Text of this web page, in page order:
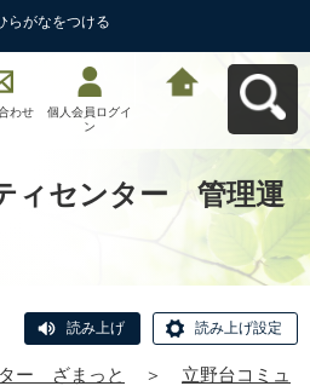
らがなをつける
わせ
個人会員ログイ
ン
ィセンター 管理運
読み上げ 読み上げ設定
ー ざまっと ＞
立野台コミュ